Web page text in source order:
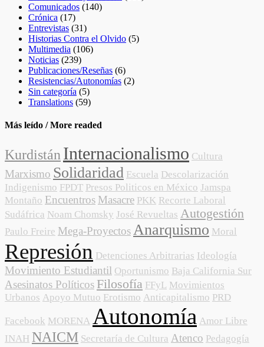
Comunicados (140)
Crónica (17)
Entrevistas (31)
Historias Contra el Olvido (5)
Multimedia (106)
Noticias (239)
Publicaciones/Reseñas (6)
Resistencias/Autonomías (2)
Sin categoría (5)
Translations (59)
Más leído / More readed
Kurdistán Internacionalismo Cultura
Marxismo Solidaridad Escuela Descolarización
Indigenismo FPDT Presos Politicos en México Jamspa
Montaño Encuentros Masacre PKK Recorte Laboral
Sudáfrica Noam Chomsky José Revueltas Autogestión
Paulo Freire Mega-Proyectos Anarquismo Moral
Represión Detenciones Arbitrarias Ideología
Movimiento Estudiantil Oportunismo Baja California Sur
Asesinatos Políticos Filosofía FFyL Movimientos
Urbanos Apoyo Mutuo Erotismo Anticapitalismo PRD
Facebook MORENA Autonomía Amor Libre
INAH NAICM Secretaría de Cultura Atenco Pedagogía